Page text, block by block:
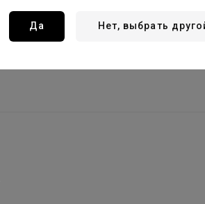
Китай
Да Нет, выбрать